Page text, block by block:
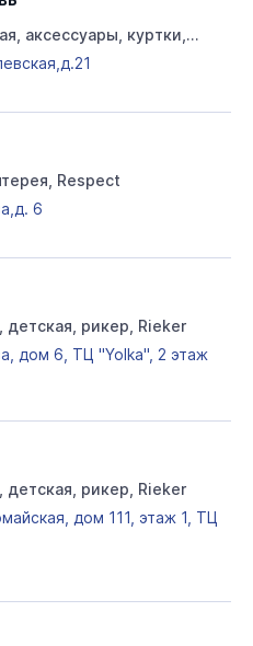
аксессуары, куртки,
Respect
6
рикер, Rieker
дом 6, ТЦ "Yolka", 2 этаж
рикер, Rieker
дом 111, этаж 1, ТЦ